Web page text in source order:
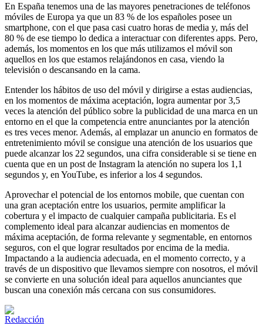
En España tenemos una de las mayores penetraciones de teléfonos
móviles de Europa ya que un 83 % de los españoles posee un
smartphone, con el que pasa casi cuatro horas de media y, más del
80 % de ese tiempo lo dedica a interactuar con diferentes apps. Pero,
además, los momentos en los que más utilizamos el móvil son
aquellos en los que estamos relajándonos en casa, viendo la
televisión o descansando en la cama.
Entender los hábitos de uso del móvil y dirigirse a estas audiencias,
en los momentos de máxima aceptación, logra aumentar por 3,5
veces la atención del público sobre la publicidad de una marca en un
entorno en el que la competencia entre anunciantes por la atención
es tres veces menor. Además, al emplazar un anuncio en formatos de
entretenimiento móvil se consigue una atención de los usuarios que
puede alcanzar los 22 segundos, una cifra considerable si se tiene en
cuenta que en un post de Instagram la atención no supera los 1,1
segundos y, en YouTube, es inferior a los 4 segundos.
Aprovechar el potencial de los entornos mobile, que cuentan con
una gran aceptación entre los usuarios, permite amplificar la
cobertura y el impacto de cualquier campaña publicitaria. Es el
complemento ideal para alcanzar audiencias en momentos de
máxima aceptación, de forma relevante y segmentable, en entornos
seguros, con el que lograr resultados por encima de la media.
Impactando a la audiencia adecuada, en el momento correcto, y a
través de un dispositivo que llevamos siempre con nosotros, el móvil
se convierte en una solución ideal para aquellos anunciantes que
buscan una conexión más cercana con sus consumidores.